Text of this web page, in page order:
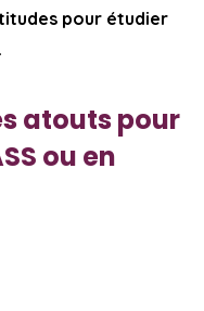
pour étudier
.
atouts pour
ou en